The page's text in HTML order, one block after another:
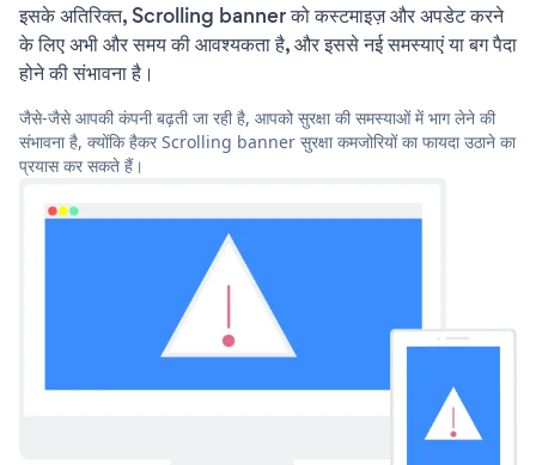
इसके अतिरिक्त, Scrolling banner को कस्टमाइज़ और अपडेट करने
के लिए अभी और समय की आवश्यकता है, और इससे नई समस्याएं या बग पैदा
होने की संभावना है।
जैसे-जैसे आपकी कंपनी बढ़ती जा रही है, आपको सुरक्षा की समस्याओं में भाग लेने की
संभावना है, क्योंकि हैकर Scrolling banner सुरक्षा कमजोरियों का फायदा उठाने का
प्रयास कर सकते हैं।